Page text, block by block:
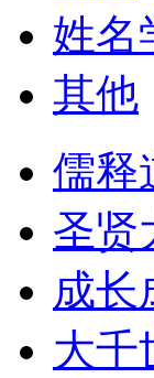
姓名
其他
儒释
圣贤
成长
大千